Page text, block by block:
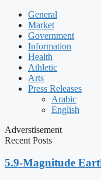
General
Market
Government
Information
Health
Athletic
Arts
Press Releases
Arabic
English
Adverstisement
Recent Posts
5.9-Magnitude